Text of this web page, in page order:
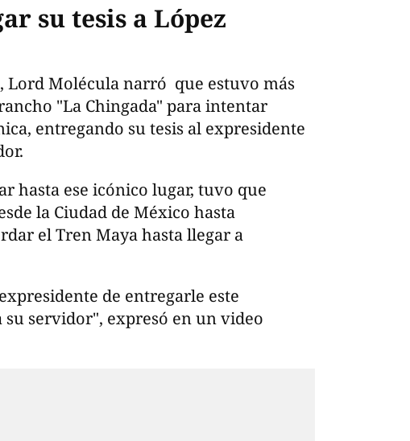
su tesis a López
Lord Molécula narró que estuvo más
"La Chingada" para intentar
entregando su tesis al expresidente
hasta ese icónico lugar, tuvo que
la Ciudad de México hasta
el Tren Maya hasta llegar a
de entregarle este
servidor", expresó en un video